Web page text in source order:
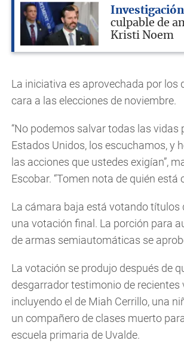
Investigación
culpable de
Kristi Noem
La iniciativa es aprovechada por
cara a las elecciones de noviembre.
“No podemos salvar todas las
Estados Unidos, los escuchamos, y
las acciones que ustedes exigían”,
Escobar. “Tomen nota de quién está
La cámara baja está votando
una votación final. La porción para
de armas semiautomáticas se
La votación se produjo después de
desgarrador testimonio de
incluyendo el de Miah Cerrillo, una
un compañero de clases muerto
escuela primaria de Uvalde.